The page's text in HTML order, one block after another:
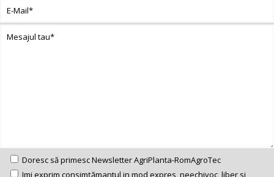
Doresc să primesc Newsletter AgriPlanta-RomAgroTec